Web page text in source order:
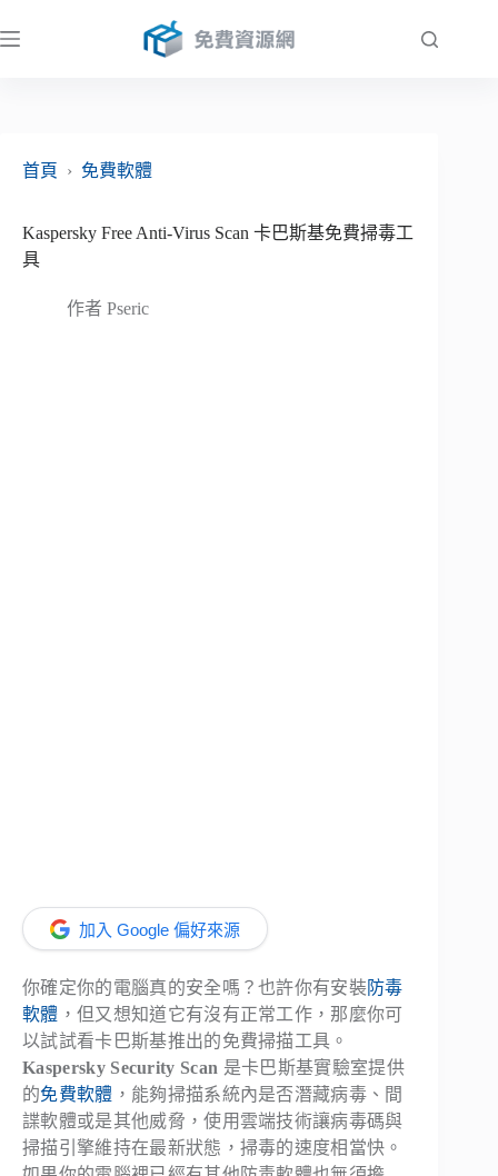
至
首頁
› 免費軟體
Kaspersky Free Anti-Virus Scan 卡巴斯基免費掃毒工
具
作者 Pseric
加入 Google 偏好來源
你確定你的電腦真的安全嗎？也許你有安裝防毒
軟體 ，但又想知道它有沒有正常工作，那麼你可
以試試看卡巴斯基推出的免費掃描工具。
Kaspersky Security Scan 是卡巴斯基實驗室提供
的免費軟體 ，能夠掃描系統內是否潛藏病毒、間
諜軟體或是其他威脅，使用雲端技術讓病毒碼與
掃描引擎維持在最新狀態，掃毒的速度相當快。